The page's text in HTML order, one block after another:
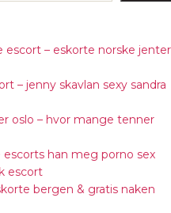
escort – eskorte norske jenter
– jenny skavlan sexy sandra
oslo – hvor mange tenner
han meg porno sex
escort
bergen & gratis naken